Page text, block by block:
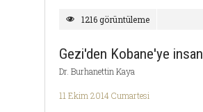
1216 görüntüleme
Gezi'den Kobane'ye insan
Dr. Burhanettin Kaya
11 Ekim 2014 Cumartesi